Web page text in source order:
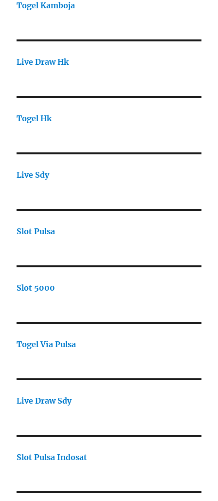
Togel Kamboja
Live Draw Hk
Togel Hk
Live Sdy
Slot Pulsa
Slot 5000
Togel Via Pulsa
Live Draw Sdy
Slot Pulsa Indosat